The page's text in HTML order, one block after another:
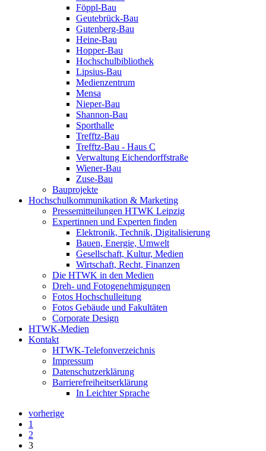
Föppl-Bau
Geutebrück-Bau
Gutenberg-Bau
Heine-Bau
Hopper-Bau
Hochschulbibliothek
Lipsius-Bau
Medienzentrum
Mensa
Nieper-Bau
Shannon-Bau
Sporthalle
Trefftz-Bau
Trefftz-Bau - Haus C
Verwaltung Eichendorffstraße
Wiener-Bau
Zuse-Bau
Bauprojekte
Hochschulkommunikation & Marketing
Pressemitteilungen HTWK Leipzig
Expertinnen und Experten finden
Elektronik, Technik, Digitalisierung
Bauen, Energie, Umwelt
Gesellschaft, Kultur, Medien
Wirtschaft, Recht, Finanzen
Die HTWK in den Medien
Dreh- und Fotogenehmigungen
Fotos Hochschulleitung
Fotos Gebäude und Fakultäten
Corporate Design
HTWK-Medien
Kontakt
HTWK-Telefonverzeichnis
Impressum
Datenschutzerklärung
Barrierefreiheitserklärung
In Leichter Sprache
vorherige
1
2
3